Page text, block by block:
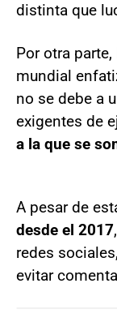
distinta que
Por otra
mundial
no se debe a
exigentes de
a la que se
A pesar de
desde el 2017
redes
evitar